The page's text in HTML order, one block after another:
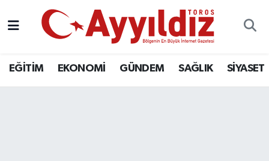
EĞİTİM EKONOMİ GÜNDEM SAĞLIK SİYASET